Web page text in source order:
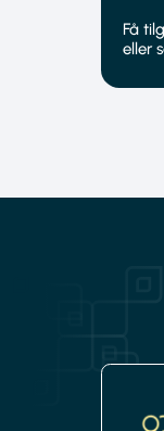
Få
eller